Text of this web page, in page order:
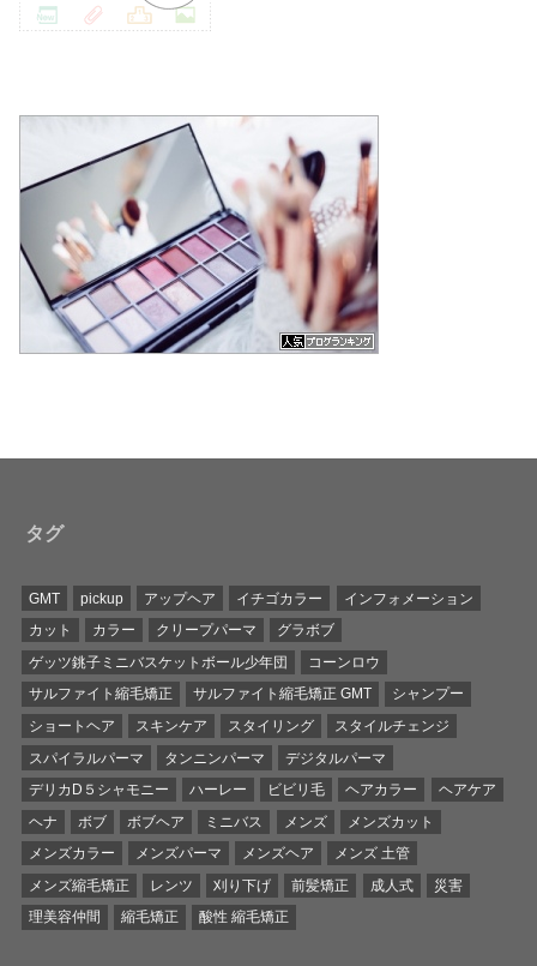
タグ
GMT pickup アップヘア イチゴカラー
インフォメーション
カット
カラー クリープパーマ
グラボブ
ゲッツ銚子ミニバスケットボール少年団
コーンロウ
サルファイト縮毛矯正
サルファイト縮毛矯正 GMT
シャンプー
ショートヘア
スキンケア スタイリング
スタイルチェンジ
スパイラルパーマ
タンニンパーマ
デジタルパーマ
デリカD５シャモニー
ハーレー ビビリ毛 ヘアカラー
ヘアケア
ヘナ
ボブ ボブヘア ミニバス メンズ
メンズカット
メンズカラー
メンズパーマ メンズヘア
メンズ 土管
メンズ縮毛矯正
レンツ 刈り下げ 前髪矯正 成人式
災害
理美容仲間
縮毛矯正 酸性 縮毛矯正